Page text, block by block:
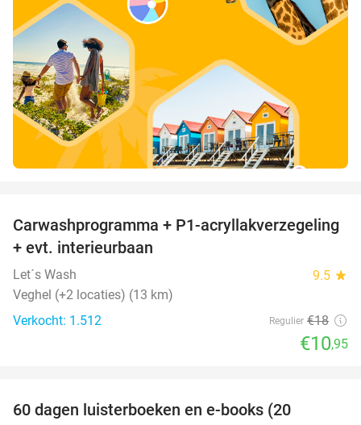
39%
Carwashprogramma + P1-acryllakverzegeling
+ evt. interieurbaan
Let´s Wash 9.5 star
Veghel (+2 locaties) (13 km)
Verkocht: 1.512
Regulier €18
€10,95
60 dagen luisterboeken en e-books (20